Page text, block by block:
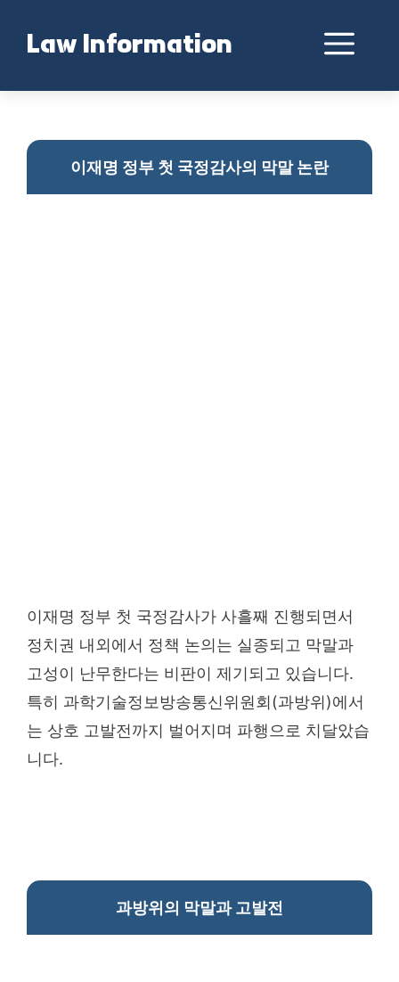
contentLaw Information
이재명 정부 첫 국정감사의 막말 논란
이재명 정부 첫 국정감사가 사흘째 진행되면서
정치권 내외에서 정책 논의는 실종되고 막말과
고성이 난무한다는 비판이 제기되고 있습니다.
특히 과학기술정보방송통신위원회(과방위)에서
는 상호 고발전까지 벌어지며 파행으로 치달았습
니다.
과방위의 막말과 고발전